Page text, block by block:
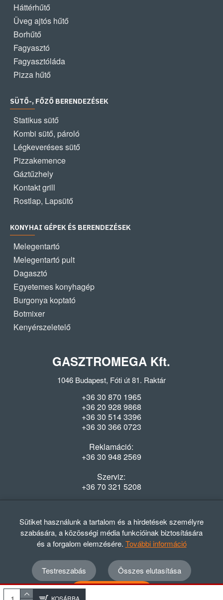
KOSÁRBA
Háttérhűtő
Üveg ajtós hűtő
Borhűtő
Fagyasztó
Fagyasztóláda
Pizza hűtő
SÜTŐ-, FŐZŐ BERENDEZÉSEK
Statikus sütő
Kombi sütő, pároló
Légkeveréses sütő
Pizzakemence
Gáztűzhely
Kontakt grill
Rostlap, Lapsütő
KONYHAI GÉPEK ÉS BERENDEZÉSEK
Melegentartó
Melegentartó pult
Dagasztó
Egyetemes konyhagép
Burgonya koptató
Botmixer
Kenyérszeletelő
GASZTROMEGA Kft.
1046 Budapest, Fóti út 81. Raktár
+36 30 870 1965
+36 20 928 9868
+36 30 514 3396
+36 30 366 0723
Reklamáció:
+36 30 948 2569
Szerviz:
+36 70 321 5208
Hétfő-Péntek: 08:00-16:30
© 2012 - 2024 GASZTRΩMEGA Kft.
Adatvédelmi szabályzat
ÁSZF
Elállási nyilatkozat
Sütiket használunk a tartalom és a hirdetések személyre
szabására, a közösségi média funkcióinak biztosítására
és a forgalom elemzésére. További információ
Testreszabás
Összes elutasítása
Összes elfogadása